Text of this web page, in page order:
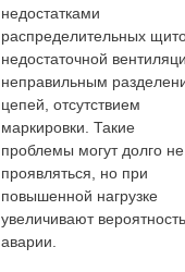
недостатками
распределительных
недостаточной
неправильным
цепей, отсутствием
маркировки. Такие
проблемы могут долго не
проявляться, но при
повышенной нагрузке
увеличивают вероятность
аварии.